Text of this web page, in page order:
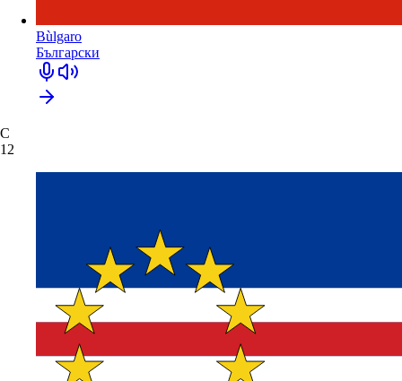
Bùlgaro
Български
C
12